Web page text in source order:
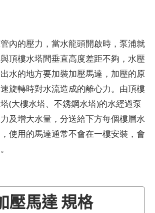
內的壓力，當水龍頭開啟時，泵浦就
頂樓水塔間垂直高度差距不夠，水壓
水的地方要加裝加壓馬達，加壓的原
旋轉時對水流造成的離心力。由頂樓
(大樓水塔、不銹鋼水塔)的水經過泵
及增大水量，分送給下方每個樓層水
使用的馬達通常不會在一樓安裝，會
壓馬達 規格